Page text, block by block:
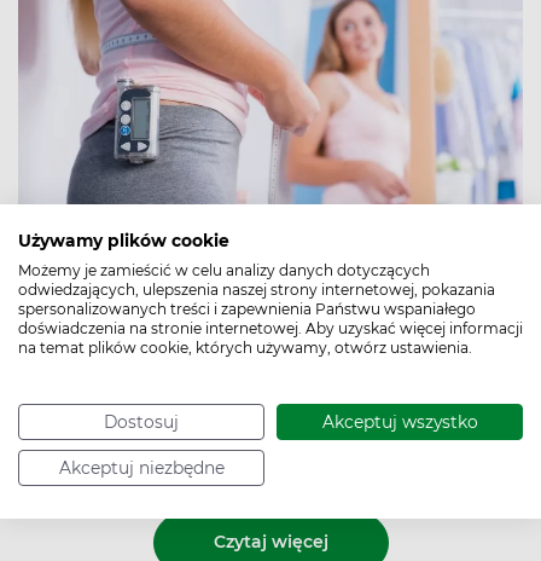
Używamy plików cookie
Możemy je zamieścić w celu analizy danych dotyczących
odwiedzających, ulepszenia naszej strony internetowej, pokazania
spersonalizowanych treści i zapewnienia Państwu wspaniałego
doświadczenia na stronie internetowej. Aby uzyskać więcej informacji
na temat plików cookie, których używamy, otwórz ustawienia.
Dostosuj Akceptuj wszystko
Akceptuj niezbędne
Pompa insulinowa naśladuje pracę zdrowej trzustki.
Przez całą dobę podaje niewielkie ilości insuliny,
zabezpieczając tzw. podstawowe zapotrzebowanie na
zaprogramować dawkę „ekstra”, czyli tzw. bolus, którego
wielkość zależy od ilości i rodzaju spożywanego
pokarmu.
Czytaj więcej